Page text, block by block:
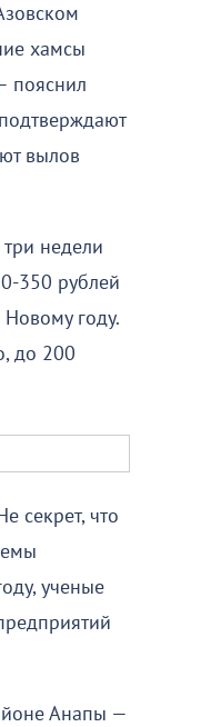
хамсы
пояснил
вылов
недели
350 рублей
году.
до 200
секрет, что
ученые
Анапы —